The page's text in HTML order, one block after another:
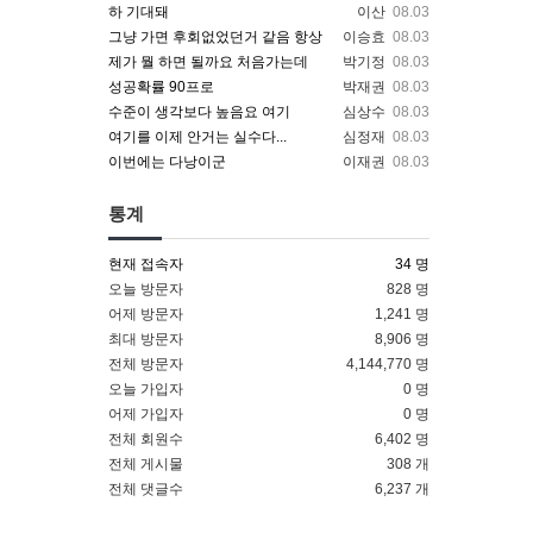
이산 08.03
하 기대돼
이승효 08.03
그냥 가면 후회없었던거 같음 항상
박기정 08.03
제가 뭘 하면 될까요 처음가는데
박재권 08.03
성공확률 90프로
심상수 08.03
수준이 생각보다 높음요 여기
심정재 08.03
여기를 이제 안거는 실수다...
이재권 08.03
이번에는 다낭이군
통계
현재 접속자
34 명
오늘 방문자
828 명
어제 방문자
1,241 명
최대 방문자
8,906 명
전체 방문자
4,144,770 명
오늘 가입자
0 명
어제 가입자
0 명
전체 회원수
6,402 명
전체 게시물
308 개
전체 댓글수
6,237 개